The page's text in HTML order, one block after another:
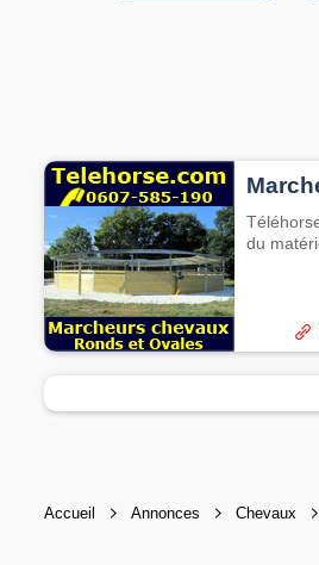
du
Accueil Annonces Chevaux